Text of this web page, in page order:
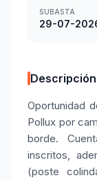
SUBASTA
29-07-
Descripción
Oportunidad
Pollux por
borde.
inscritos,
(poste